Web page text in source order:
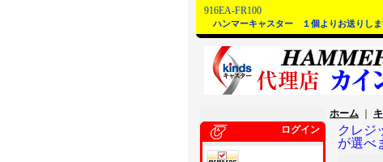
916EA-FR100
ハンマーキャスター １個よりお送りし
ログイン
ホーム
クレジ
が選べ